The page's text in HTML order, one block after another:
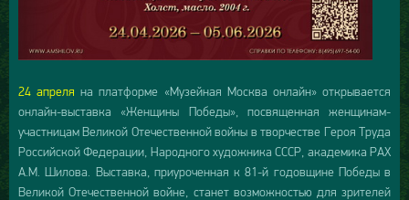
24 апреля на платформе «Музейная Москва онлайн» открывается
онлайн-выставка «Женщины Победы», посвященная женщинам-
участницам Великой Отечественной войны в творчестве Героя Труда
Российской Федерации, Народного художника СССР, академика РАХ
А.М. Шилова. Выставка, приуроченная к 81-й годовщине Победы в
Великой Отечественной войне, станет возможностью для зрителей